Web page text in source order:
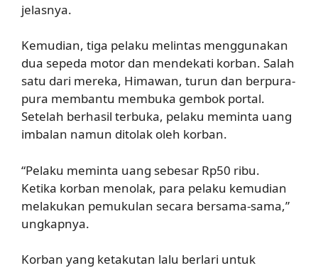
jelasnya.
Kemudian, tiga pelaku melintas menggunakan
dua sepeda motor dan mendekati korban. Salah
satu dari mereka, Himawan, turun dan berpura-
pura membantu membuka gembok portal.
Setelah berhasil terbuka, pelaku meminta uang
imbalan namun ditolak oleh korban.
“Pelaku meminta uang sebesar Rp50 ribu.
Ketika korban menolak, para pelaku kemudian
melakukan pemukulan secara bersama-sama,”
ungkapnya.
Korban yang ketakutan lalu berlari untuk